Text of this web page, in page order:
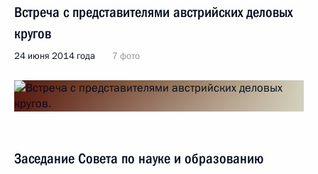
Встреча с представителями австрийских деловых
кругов
24 июня 2014 года 7 фото
Заседание Совета по науке и образованию